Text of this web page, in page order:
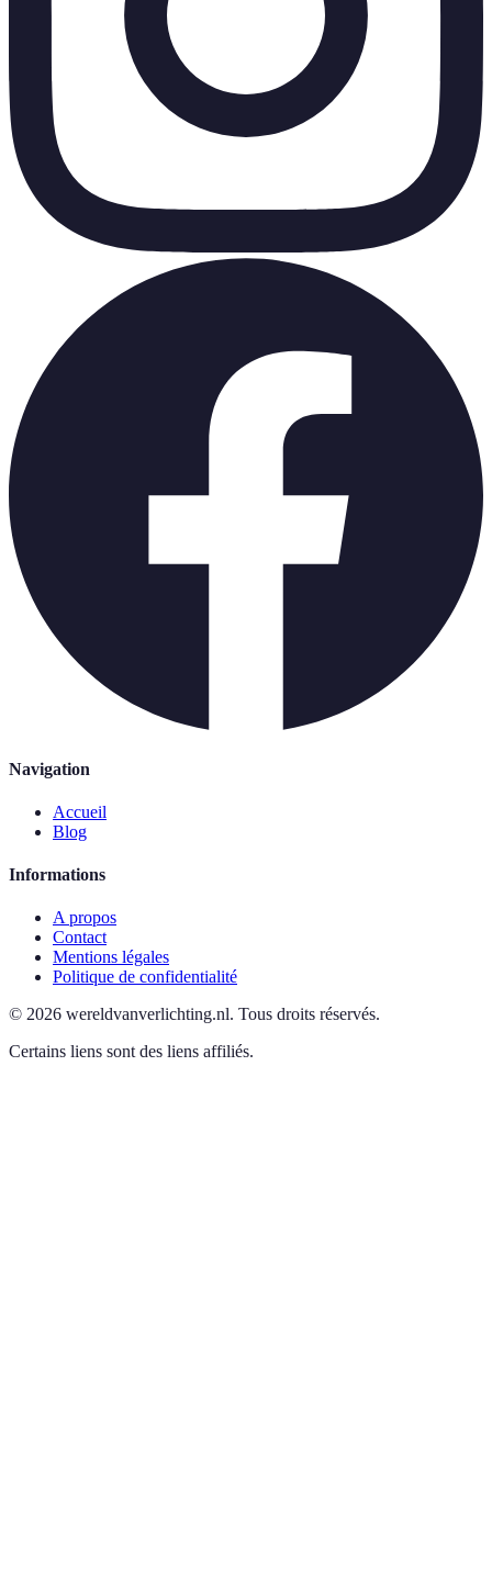
Navigation
Accueil
Blog
Informations
A propos
Contact
Mentions légales
Politique de confidentialité
© 2026 wereldvanverlichting.nl. Tous droits réservés.
Certains liens sont des liens affiliés.